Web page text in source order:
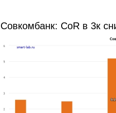
Совкомбанк: CoR в 3к